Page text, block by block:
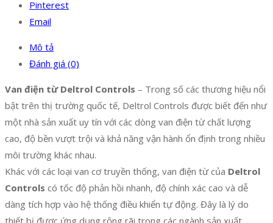
Pinterest
Email
Mô tả
Đánh giá (0)
Van điện từ Deltrol Controls – Trong số các thương hiệu nổi
bật trên thị trường quốc tế, Deltrol Controls được biết đến như
một nhà sản xuất uy tín với các dòng van điện từ chất lượng
cao, độ bền vượt trội và khả năng vận hành ổn định trong nhiều
môi trường khác nhau.
Khác với các loại van cơ truyền thống, van điện từ của Deltrol
Controls có tốc độ phản hồi nhanh, độ chính xác cao và dễ
dàng tích hợp vào hệ thống điều khiển tự động. Đây là lý do